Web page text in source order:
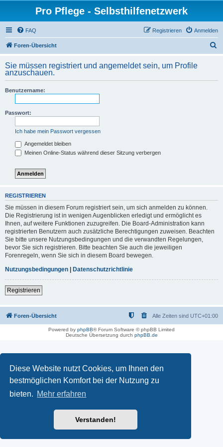
Diese Website nutzt Cookies, um Ihnen den
bestmöglichen Komfort bei der Nutzung zu
bieten. Mehr erfahren
Verstanden!
Pro Pflege - Selbsthilfenetzwerk
FAQ Anmelden
Registrieren
Foren-Übersicht
h
Sie müssen registriert und angemeldet sein, um Profile
anzuschauen.
Benutzername:
Passwort:
Ich habe mein Passwort vergessen
Angemeldet bleiben
Meinen Online-Status während dieser Sitzung verbergen
REGISTRIEREN
Sie müssen in diesem Forum registriert sein, um sich anmelden zu können.
Die Registrierung ist in wenigen Augenblicken erledigt und ermöglicht es
Ihnen, auf weitere Funktionen zuzugreifen. Die Board-Administration kann
registrierten Benutzern auch zusätzliche Berechtigungen zuweisen. Beachten
Sie bitte unsere Nutzungsbedingungen und die verwandten Regelungen,
bevor Sie sich registrieren. Bitte beachten Sie auch die jeweiligen
Forenregeln, wenn Sie sich in diesem Board bewegen.
Nutzungsbedingungen | Datenschutzrichtlinie
Registrieren
Foren-Übersicht Alle Zeiten sind UTC+01:00
Powered by phpBB® Forum Software © phpBB Limited
Deutsche Übersetzung durch phpBB.de